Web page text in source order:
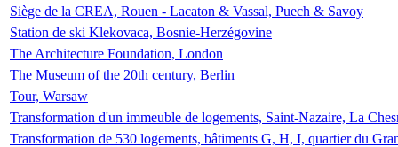
Siège de la CREA, Rouen - Lacaton & Vassal, Puech & Savoy
Station de ski Klekovaca, Bosnie-Herzégovine
The Architecture Foundation, London
The Museum of the 20th century, Berlin
Tour, Warsaw
Transformation d'un immeuble de logements, Saint-Nazaire, La
Transformation de 530 logements, bâtiments G, H, I, quartier du